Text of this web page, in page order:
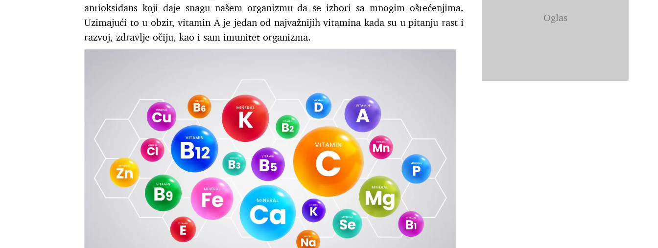
antioksidans koji daje snagu našem organizmu da se izbori sa mnogim oštećenjima.
Uzimajući to u obzir, vitamin A je jedan od najvažnijih vitamina kada su u pitanju rast i
razvoj, zdravlje očiju, kao i sam imunitet organizma.